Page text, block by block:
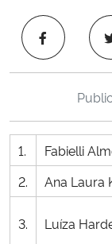
Ministério da Saúde
Ministério de Minas e
Ministério da Ciência,
1. Fabielli
2.
Ana Laura
3. Luíza